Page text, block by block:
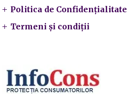
Politica de Confidențialitate
Termeni și condiții